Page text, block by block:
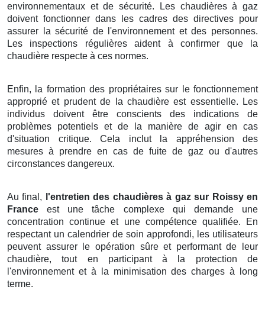
environnementaux et de sécurité. Les chaudières à gaz
doivent fonctionner dans les cadres des directives pour
assurer la sécurité de l'environnement et des personnes.
Les inspections régulières aident à confirmer que la
chaudière respecte à ces normes.
Enfin, la formation des propriétaires sur le fonctionnement
approprié et prudent de la chaudière est essentielle. Les
individus doivent être conscients des indications de
problèmes potentiels et de la manière de agir en cas
d'situation critique. Cela inclut la appréhension des
mesures à prendre en cas de fuite de gaz ou d'autres
circonstances dangereux.
Au final,
l'entretien des chaudières à gaz sur Roissy en
France est une tâche complexe qui demande une
concentration continue et une compétence qualifiée. En
respectant un calendrier de soin approfondi, les utilisateurs
peuvent assurer le opération sûre et performant de leur
chaudière, tout en participant à la protection de
l'environnement et à la minimisation des charges à long
terme.